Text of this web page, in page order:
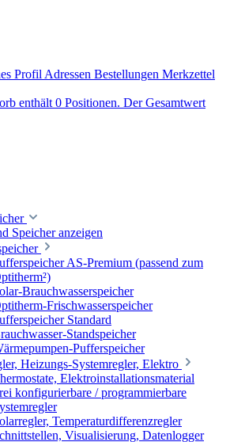
Profil Adressen Bestellungen Merkzettel
enthält 0 Positionen. Der Gesamtwert
Speicher anzeigen
AS-Premium (passend zum
Brauchwasserspeicher
Frischwasserspeicher
Standard
Standspeicher
Pufferspeicher
Heizungs-Systemregler, Elektro
Elektroinstallationsmaterial
konfigurierbare / programmierbare
Temperaturdifferenzregler
Visualisierung, Datenlogger